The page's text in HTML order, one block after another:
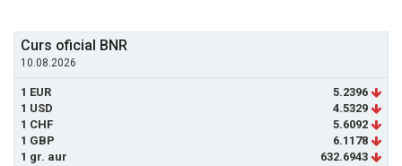
Curs oficial BNR
10.08.2026
1 EUR
5.2396
1 USD
4.5329
1 CHF
5.6092
1 GBP
6.1178
1 gr. aur
632.6943